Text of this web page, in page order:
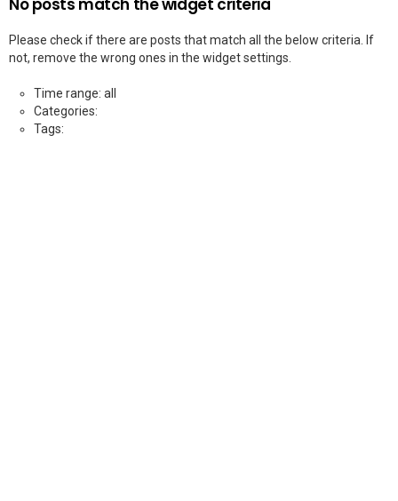
Please check if there are posts that match all the below criteria. If
not, remove the wrong ones in the widget settings.
Time range: all
Categories:
Tags: